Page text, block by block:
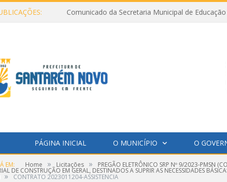
Comunicado da Secretaria Municipal de Educação
PÁGINA INICIAL O MUNICÍPIO O
EM: Home » Licitações » PREGÃO ELETRÔNICO SRP Nº 9/2023-PMSN
DE CONSTRUÇÃO EM GERAL, DESTINADOS A SUPRIR AS NECESSIDADES
» CONTRATO 2023011204-ASSISTENCIA